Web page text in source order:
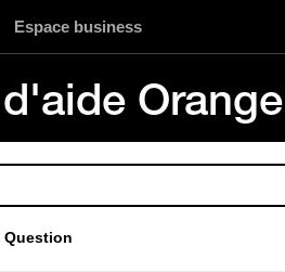
Espace business
Question